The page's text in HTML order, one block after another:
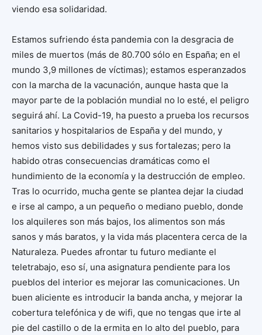
viendo esa solidaridad.
Estamos sufriendo ésta pandemia con la desgracia de
miles de muertos (más de 80.700 sólo en España; en el
mundo 3,9 millones de víctimas); estamos esperanzados
con la marcha de la vacunación, aunque hasta que la
mayor parte de la población mundial no lo esté, el peligro
seguirá ahí. La Covid-19, ha puesto a prueba los recursos
sanitarios y hospitalarios de España y del mundo, y
hemos visto sus debilidades y sus fortalezas; pero la
habido otras consecuencias dramáticas como el
hundimiento de la economía y la destrucción de empleo.
Tras lo ocurrido, mucha gente se plantea dejar la ciudad
e irse al campo, a un pequeño o mediano pueblo, donde
los alquileres son más bajos, los alimentos son más
sanos y más baratos, y la vida más placentera cerca de la
Naturaleza. Puedes afrontar tu futuro mediante el
teletrabajo, eso sí, una asignatura pendiente para los
pueblos del interior es mejorar las comunicaciones. Un
buen aliciente es introducir la banda ancha, y mejorar la
cobertura telefónica y de wifi, que no tengas que irte al
pie del castillo o de la ermita en lo alto del pueblo, para